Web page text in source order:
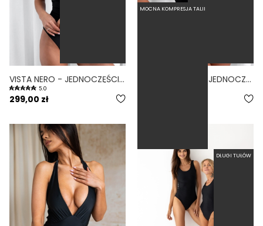
VISTA NERO - JEDNOCZĘŚCIOWY STRÓJ KĄPIELOWY MODELUJĄCY WYCIĘTY CZARNY
5.0
299,00 zł
BALLERINA NERO - JEDNOCZĘŚCIOWY STRÓJ KĄPIELOWY MODELUJĄCY WIĄZANY CZARNY
MOCNA KOMPRESJA TALII
DŁUGI TUŁÓW